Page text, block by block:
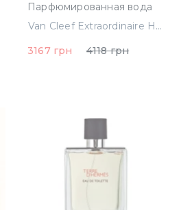
Парфюмированная вода
7.5 ml mini)
Van Cleef Extraordinaire Набор (8 x Парфюмированная вода 7.5 ml mini) (3386460140379)
3167 грн
4118 грн